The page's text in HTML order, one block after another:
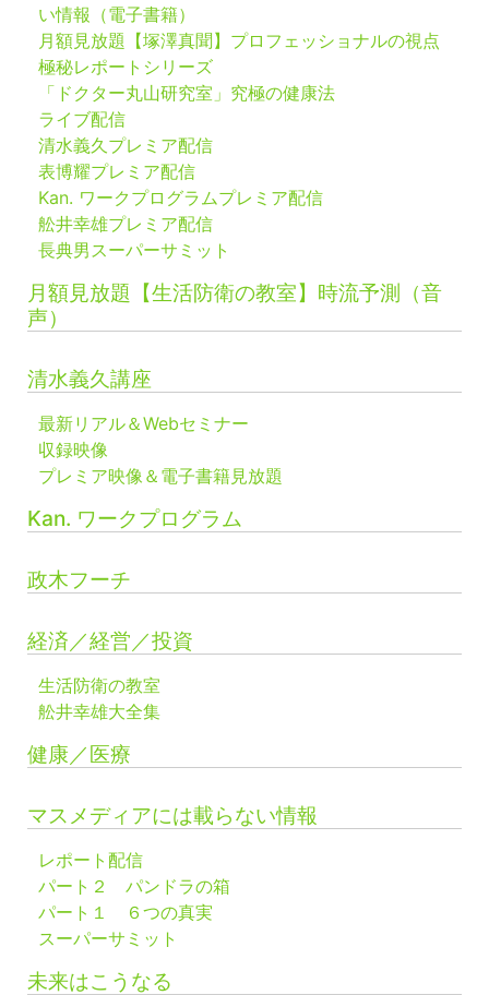
い情報（電子書籍）
月額見放題【塚澤真聞】プロフェッショナルの視点
極秘レポートシリーズ
「ドクター丸山研究室」究極の健康法
ライブ配信
清水義久プレミア配信
表博耀プレミア配信
Kan. ワークプログラムプレミア配信
舩井幸雄プレミア配信
長典男スーパーサミット
月額見放題【生活防衛の教室】時流予測（音
声）
清水義久講座
最新リアル＆Webセミナー
収録映像
プレミア映像＆電子書籍見放題
Kan. ワークプログラム
政木フーチ
経済／経営／投資
生活防衛の教室
舩井幸雄大全集
健康／医療
マスメディアには載らない情報
レポート配信
パート２ パンドラの箱
パート１ ６つの真実
スーパーサミット
未来はこうなる